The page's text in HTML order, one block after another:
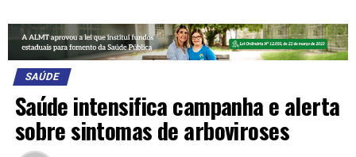
SAÚDE
Saúde intensifica campanha e alerta
sobre sintomas de arboviroses